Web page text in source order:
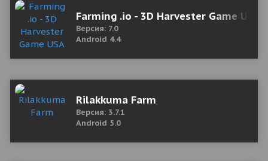
Farming .io - 3D Harvester Game USA
Версия: 7.0
Android 4.4
Rilakkuma Farm
Версия: 3.7.1
Android 5.0